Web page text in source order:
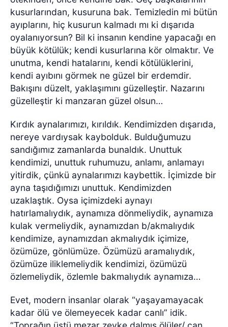
kusurlarından, kusuruna bak. Temizledin mi bütün
ayıplarını, hiç kusurun kalmadı mı ki dışarıda
oyalanıyorsun? Bil ki insanın kendine yapacağı en
büyük kötülük; kendi kusurlarına kör olmaktır. Ve
unutma, kendi hatalarını, kendi kötülüklerini,
kendi ayıbını görmek ne güzel bir erdemdir.
Bakışını düzelt, yaklaşımını güzelleştir. Nazarını
güzelleştir ki manzaran güzel olsun…
Kırdık aynalarımızı, kırıldık. Kendimizden dışarıda,
nereye vardıysak kaybolduk. Bulduğumuzu
sandığımız zamanlarda bunaldık. Unuttuk
kendimizi, unuttuk ruhumuzu, anlamı, anlamayı
yitirdik, çünkü aynalarımızı kaybettik. İçimizde bir
ayna taşıdığımızı unuttuk. Kendimizden
uzaklaştık. Oysa içimizdeki aynayı
hatırlamalıydık, aynamıza dönmeliydik, aynamıza
kulak vermeliydik, aynamızdan b/akmalıydık
kendimize, aynamızdan akmalıydık içimize,
özümüze, gönlümüze. Özümüzü aramalıydık,
özümüze iliklemeliydik kendimizi, özümüzü
özlemeliydik, özlemle bakmalıydık aynamıza…
Evet, modern insanlar olarak “yaşayamayacak
kadar ölü ve ölemeyecek kadar canlı” idik.